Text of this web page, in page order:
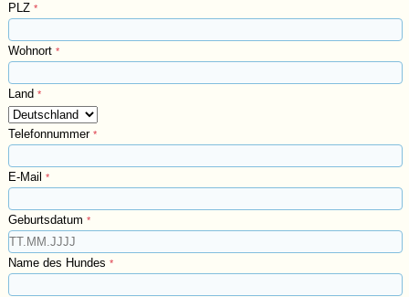
PLZ*
Wohnort*
Land*
Telefonnummer*
E-Mail*
Geburtsdatum*
Name des Hundes*